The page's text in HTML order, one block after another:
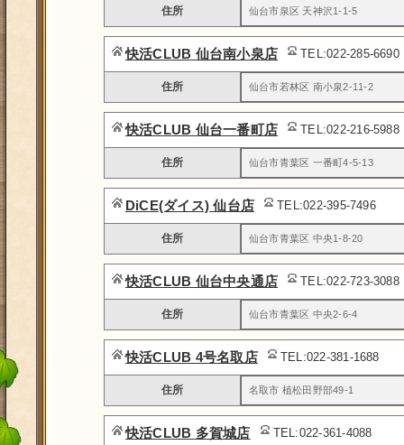
住所 仙台市泉区 天神沢1-1-5
快活CLUB 仙台南小泉店 TEL:022-285-6690
住所 仙台市若林区 南小泉2-11-2
快活CLUB 仙台一番町店 TEL:022-216-5988
住所 仙台市青葉区 一番町4-5-13
DiCE(ダイス) 仙台店 TEL:022-395-7496
住所 仙台市青葉区 中央1-8-20
快活CLUB 仙台中央通店 TEL:022-723-3088
住所 仙台市青葉区 中央2-6-4
快活CLUB 4号名取店 TEL:022-381-1688
住所 名取市 植松田野部49-1
快活CLUB 多賀城店 TEL:022-361-4088